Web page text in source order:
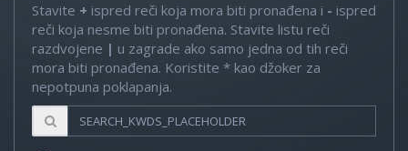
Stavite + ispred reči koja mora biti pronađena i - ispred
reči koja nesme biti pronađena. Stavite listu reči
razdvojene | u zagrade ako samo jedna od tih reči
mora biti pronađena. Koristite * kao džoker za
nepotpuna poklapanja.